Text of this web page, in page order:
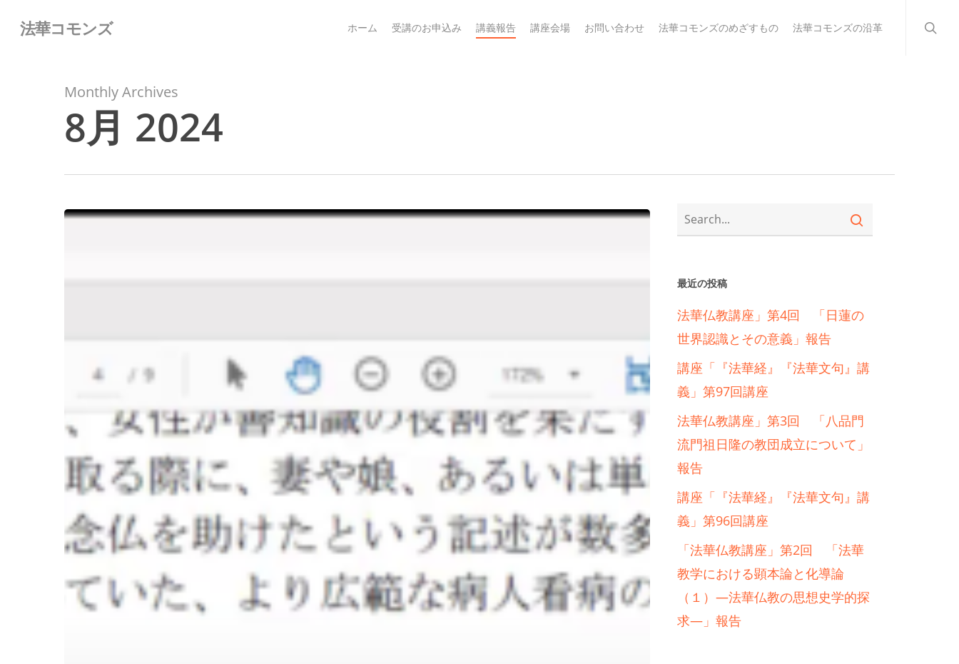
法華コモンズ ホーム 受講のお申込み 講義報告 講座会場 お問い合わせ 法華コモンズのめざすもの 法華コモンズの沿革
Monthly Archives
8月 2024
一
儀
の
今
変
貌
最近の投稿
法華仏教講座」第4回 「日蓮の
世界認識とその意義」報告
講座「『法華経』『法華文句』講
義」第97回講座
法華仏教講座」第3回 「八品門
流門祖日隆の教団成立について」
報告
講座「『法華経』『法華文句』講
義」第96回講座
「法華仏教講座」第2回 「法華
教学における顕本論と化導論
（１）―法華仏教の思想史学的探
求―」報告